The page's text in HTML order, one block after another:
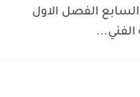
الفصل الاول
الفني...